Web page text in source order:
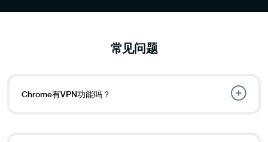
常见问题
Chrome有VPN功能吗？